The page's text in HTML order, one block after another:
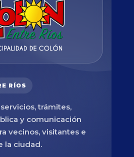
RÍOS
trámites,
y comunicación
vecinos, visitantes e
la ciudad.